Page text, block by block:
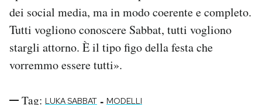
dei social media, ma in modo coerente e completo.
Tutti vogliono conoscere Sabbat, tutti vogliono
stargli attorno. È il tipo figo della festa che
vorremmo essere tutti».
Tag: LUKA SABBAT - MODELLI